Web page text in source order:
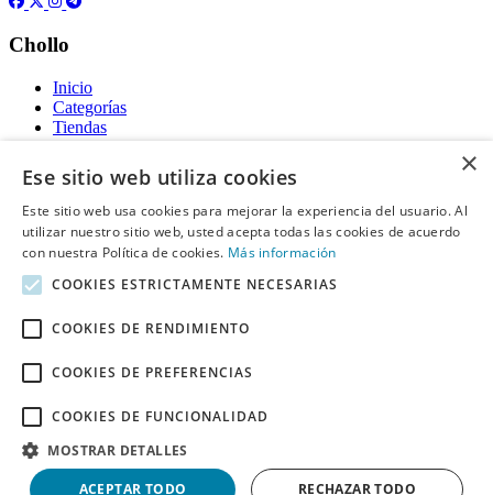
Chollo
Inicio
Categorías
Tiendas
Gratis
Acerca de
Sobre nosotros
Contacto
Información legal
Declaración de cookies
Descargo de Responsabilidad
Derechos de autor ©Chollo2026. Todos los derechos quedan
×
Ese sitio web utiliza cookies
Este sitio web usa cookies para mejorar la experiencia del usuario. Al
utilizar nuestro sitio web, usted acepta todas las cookies de acuerdo
con nuestra Política de cookies. Más información
COOKIES ESTRICTAMENTE NECESARIAS
COOKIES DE RENDIMIENTO
COOKIES DE PREFERENCIAS
COOKIES DE FUNCIONALIDAD
MOSTRAR DETALLES
ACEPTAR TODO RECHAZAR TODO